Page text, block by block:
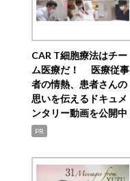
CAR T細胞療法はチー
ム医療だ！ 医療従事
者の情熱、患者さんの
思いを伝えるドキュメ
ンタリー動画を公開中
PR